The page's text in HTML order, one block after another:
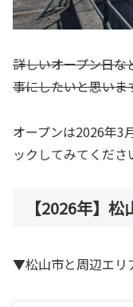
詳しいオープン日な
事にしたいと思いま
オープンは2026年3
ックしてみてくださ
【2026年】
▼松山市と周辺エリ